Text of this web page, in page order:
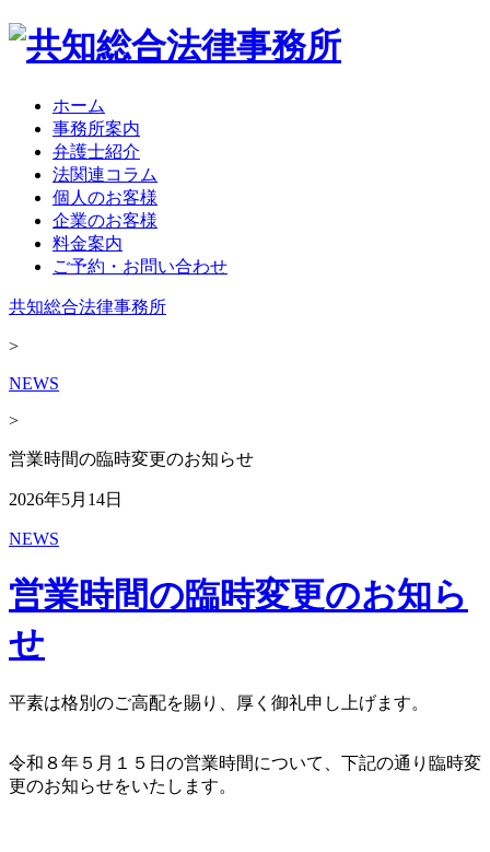
ホーム
事務所案内
弁護士紹介
法関連コラム
個人のお客様
企業のお客様
料金案内
ご予約・お問い合わせ
共知総合法律事務所
>
NEWS
>
営業時間の臨時変更のお知らせ
2026年5月14日
NEWS
営業時間の臨時変更のお知ら
せ
平素は格別のご高配を賜り、厚く御礼申し上げます。
令和８年５月１５日の営業時間について、下記の通り臨時変
更のお知らせをいたします。